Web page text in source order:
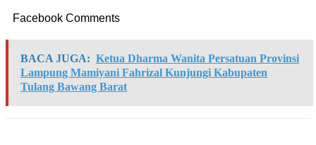
Facebook Comments
BACA JUGA: Ketua Dharma Wanita Persatuan Provinsi
Lampung Mamiyani Fahrizal Kunjungi Kabupaten
Tulang Bawang Barat